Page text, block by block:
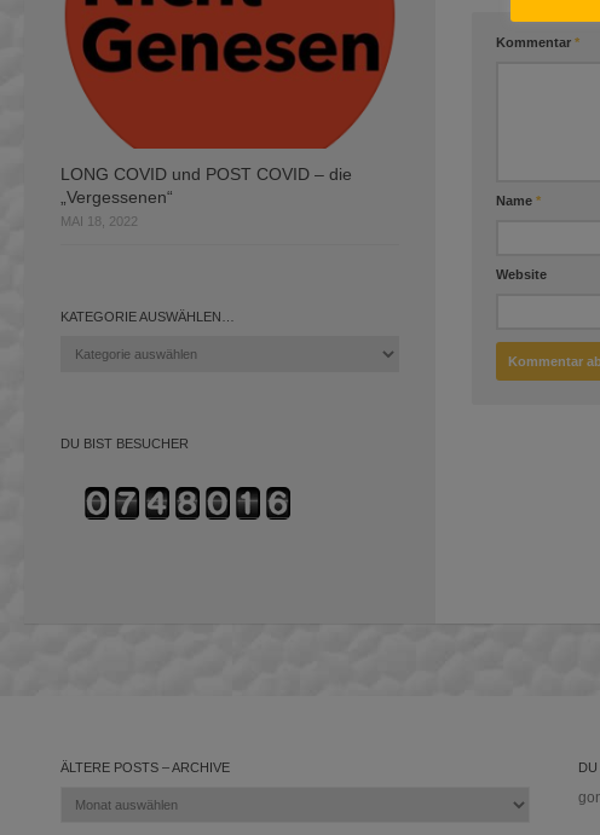
Kommentar *
Name *
Website
LONG COVID und POST COVID – die
„Vergessenen“
MAI 18, 2022
KATEGORIE AUSWÄHLEN…
Kategorie
DU BIST BESUCHER
ÄLTERE POSTS – ARCHIVE
Ältere